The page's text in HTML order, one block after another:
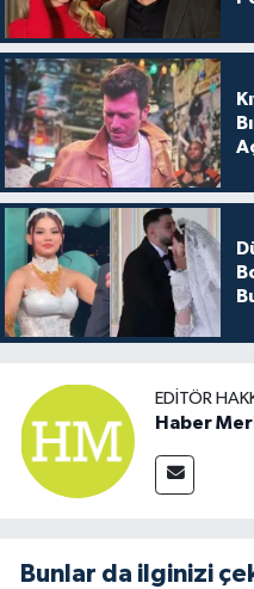
EDITÖR
Haber
Bunlar da ilginizi